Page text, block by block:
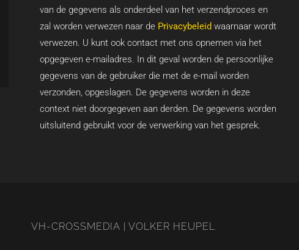
van de gegevens als onderdeel van het verzendproces en
zal worden verwezen naar de Privacybeleid waarnaar wordt
verwezen. U kunt ook contact met ons opnemen via het
opgegeven e-mailadres. In dit geval worden de persoonlijke
gegevens van de gebruiker die met de e-mail worden
verzonden, opgeslagen. De gegevens worden in deze
context niet doorgegeven aan derden. De gegevens worden
uitsluitend gebruikt voor de verwerking van het gesprek.
VH-CROSSMEDIA | VOLKER HEUPEL